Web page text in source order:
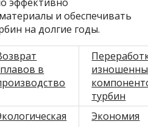
и обеспечивать
на долгие годы.
в
турбин
Экономия